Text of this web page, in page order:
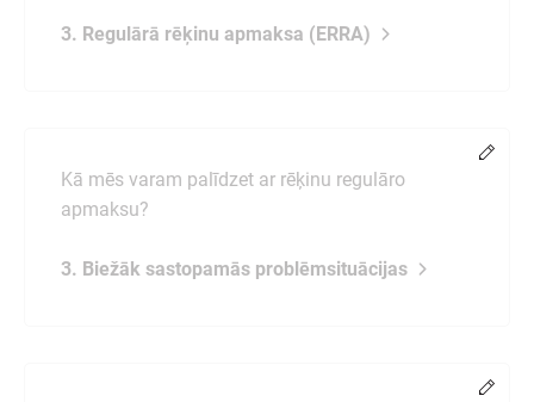
3. Regulārā rēķinu apmaksa (ERRA)
Kā mēs varam palīdzet ar rēķinu regulāro
apmaksu?
3. Biežāk sastopamās problēmsituācijas